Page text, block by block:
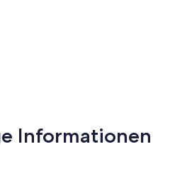
Informationen